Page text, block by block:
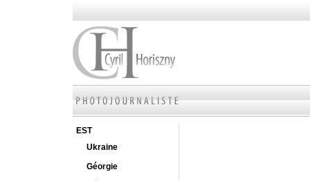
EST
Ukraine
Géorgie